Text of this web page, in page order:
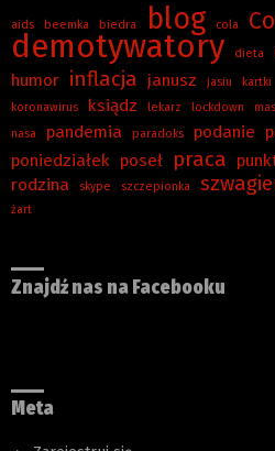
aids beemka biedra blog cola
demotywatory dieta
humor inflacja janusz jasiu kartki
koronawirus ksiądz lekarz lockdown
nasa pandemia paradoks podanie
poniedziałek poseł praca
rodzina skype szczepionka
żart
Znajdź nas na Facebooku
Meta